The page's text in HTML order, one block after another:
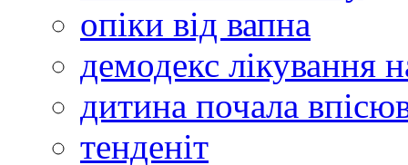
опіки від вапна
демодекс лікування
дитина почала
тенденіт